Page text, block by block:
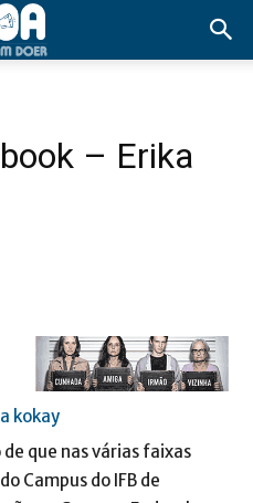
– Erika
que nas várias faixas
Campus do IFB de